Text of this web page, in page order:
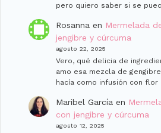
pero quiero saber si se
Rosanna en Mermelada
jengibre y cúrcuma
agosto 22, 2025
Vero, qué delicia de
amo esa mezcla de
hacía como infusión con
Maribel Garcíaen
con jengibre y cúrcuma
agosto 12, 2025